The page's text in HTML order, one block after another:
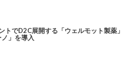
トでD2C展開する「ウェルモット製薬」
」を導入